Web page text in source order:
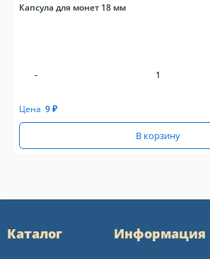
Капсула для монет 18 мм
-
Цена 9₽
В корзину
Каталог Информация